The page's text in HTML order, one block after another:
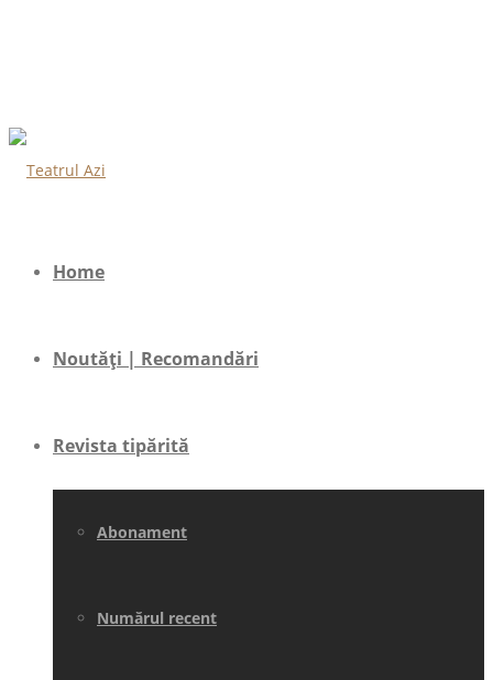
Home
Noutăți | Recomandări
Revista tipărită
Abonament
Numărul recent